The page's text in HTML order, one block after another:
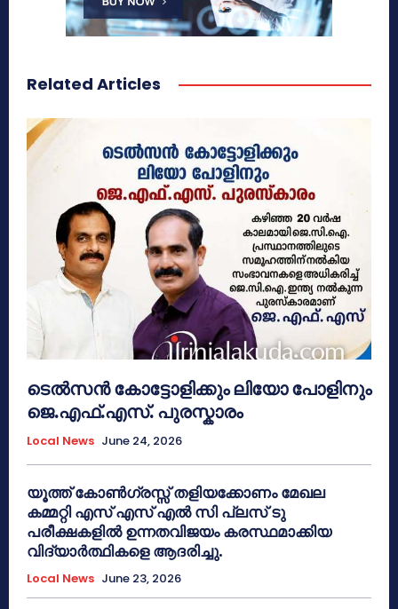
Related Articles
ടെൽസൻ കോട്ടോളിക്കും ലിയോ പോളിനും
ജെ.എഫ്.എസ്. പുരസ്കാരം
Local News June 24, 2026
യൂത്ത് കോൺഗ്രസ്സ് തളിയക്കോണം മേഖല
കമ്മറ്റി എസ് എസ് എൽ സി പ്ലസ് ടു
പരീക്ഷകളിൽ ഉന്നതവിജയം കരസ്ഥമാക്കിയ
വിദ്യാർത്ഥികളെ ആദരിച്ചു.
Local News June 23, 2026